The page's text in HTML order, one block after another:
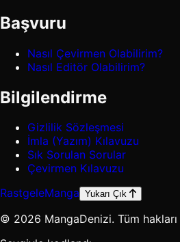
Başvuru
Nasıl Çevirmen Olabilirim?
Nasıl Editör Olabilirim?
Bilgilendirme
Gizlilik Sözleşmesi
İmla (Yazım) Kılavuzu
Sık Sorulan Sorular
Çevirmen Kılavuzu
RastgeleManga Yukarı Çık
© 2026 MangaDenizi. Tüm hakları